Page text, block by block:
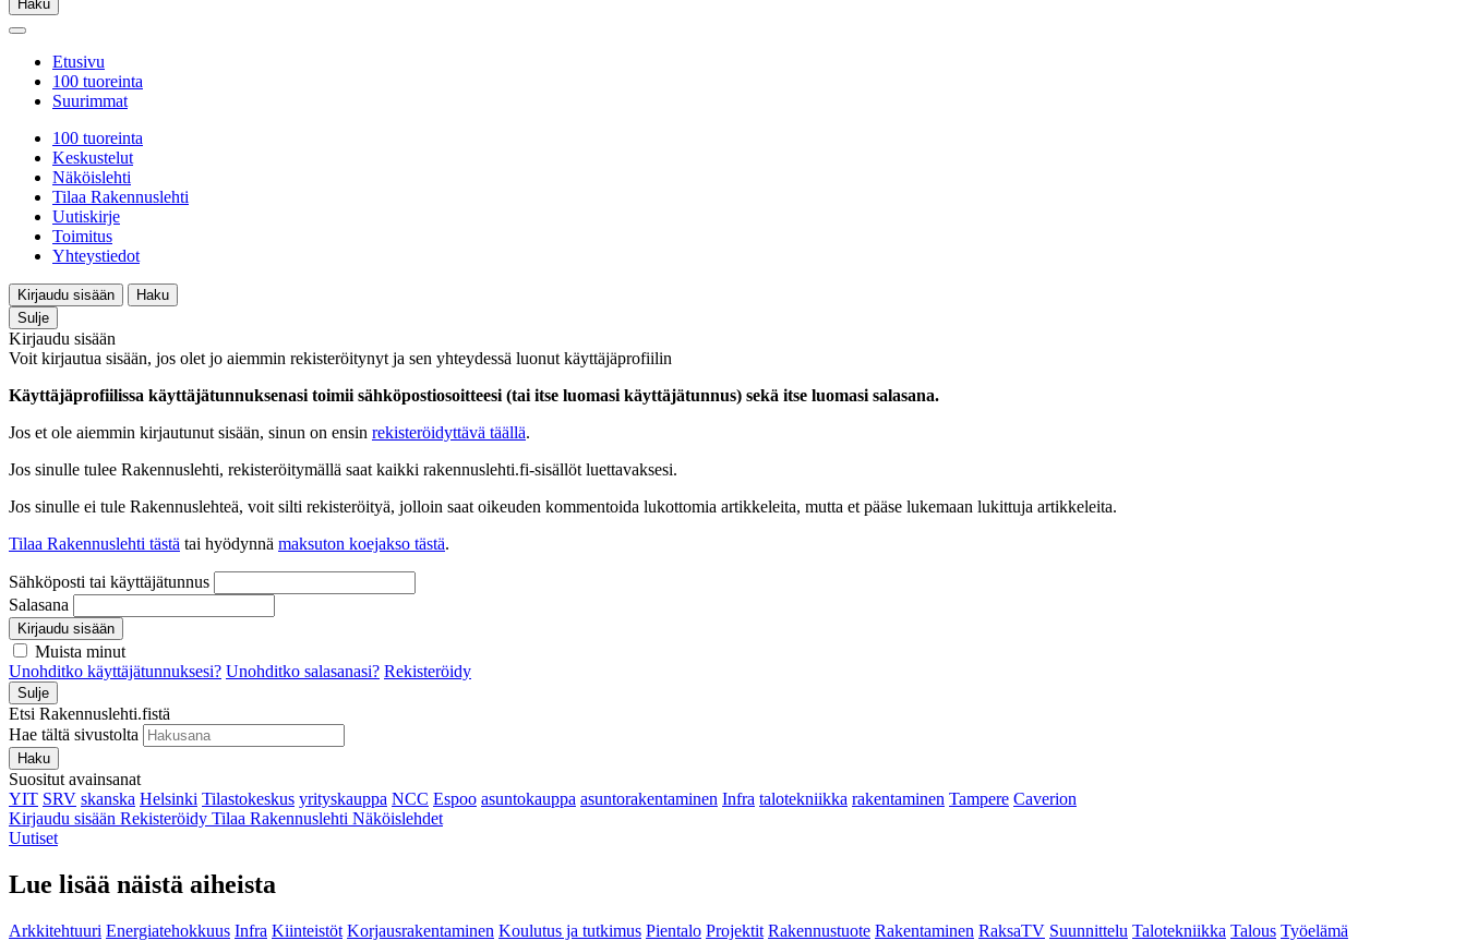
Haku
Etusivu
100 tuoreinta
Suurimmat
100 tuoreinta
Keskustelut
Näköislehti
Tilaa Rakennuslehti
Uutiskirje
Toimitus
Yhteystiedot
Kirjaudu sisään
Haku
Sulje
Kirjaudu sisään
Voit kirjautua sisään, jos olet jo aiemmin rekisteröitynyt ja sen yhteydessä luonut käyttäjäprofiilin
Käyttäjäprofiilissa käyttäjätunnuksenasi toimii sähköpostiosoitteesi (tai itse luomasi käyttäjätunnus) sekä itse luomasi salasana.
Jos et ole aiemmin kirjautunut sisään, sinun on ensin rekisteröidyttävä täällä.
Jos sinulle tulee Rakennuslehti, rekisteröitymällä saat kaikki rakennuslehti.fi-sisällöt luettavaksesi.
Jos sinulle ei tule Rakennuslehteä, voit silti rekisteröityä, jolloin saat oikeuden kommentoida lukottomia artikkeleita, mutta et pääse lukemaan lukittuja artikkeleita.
Tilaa Rakennuslehti tästä tai hyödynnä maksuton koejakso tästä.
Sähköposti tai käyttäjätunnus
Salasana
Kirjaudu sisään
Muista minut
Unohditko käyttäjätunnuksesi? Unohditko salasanasi? Rekisteröidy
Sulje
Etsi Rakennuslehti.fistä
Hae tältä sivustolta
Haku
Suositut avainsanat
YIT SRV skanska Helsinki Tilastokeskus yrityskauppa NCC Espoo asuntokauppa asuntorakentaminen Infra talotekniikka rakentaminen Tampere Caverion
Kirjaudu sisään Rekisteröidy Tilaa Rakennuslehti Näköislehdet
Uutiset
Lue lisää näistä aiheista
Arkkitehtuuri Energiatehokkuus Infra Kiinteistöt Korjausrakentaminen Koulutus ja tutkimus Pientalo Projektit Rakennustuote Rakentaminen RaksaTV Suunnittelu Talotekniikka Talous Työelämä